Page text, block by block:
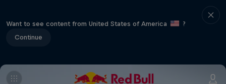
Want to see content from United States of America
?
Continue